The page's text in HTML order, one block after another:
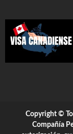
Copyright ©
Compañía